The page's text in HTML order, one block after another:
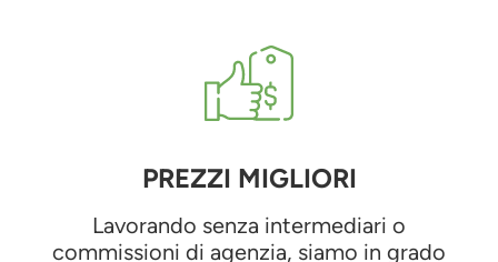
PREZZI MIGLIORI
Lavorando senza intermediari o
commissioni di agenzia, siamo in grado